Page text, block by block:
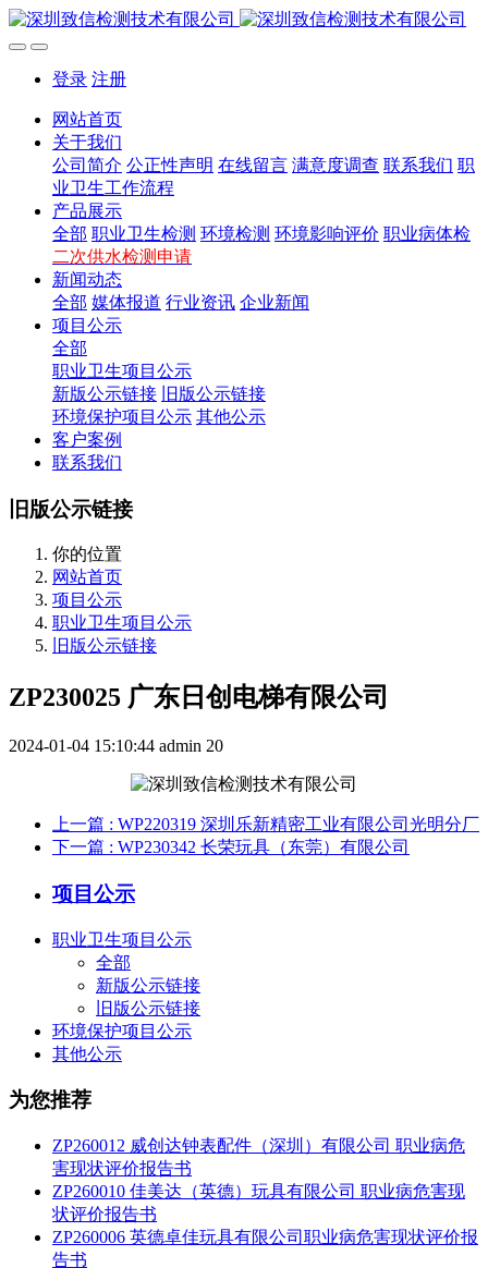
登录 注册
网站首页
关于我们
公司简介 公正性声明 在线留言 满意度调查 联系我们 职
业卫生工作流程
产品展示
全部 职业卫生检测 环境检测 环境影响评价 职业病体检
二次供水检测申请
新闻动态
全部 媒体报道 行业资讯 企业新闻
项目公示
全部
职业卫生项目公示
新版公示链接
旧版公示链接
环境保护项目公示 其他公示
客户案例
联系我们
旧版公示链接
你的位置
网站首页
项目公示
职业卫生项目公示
旧版公示链接
ZP230025 广东日创电梯有限公司
2024-01-04 15:10:44 admin 20
上一篇 : WP220319 深圳乐新精密工业有限公司光明分厂
下一篇 : WP230342 长荣玩具（东莞）有限公司
项目公示
职业卫生项目公示
全部
新版公示链接
旧版公示链接
环境保护项目公示
其他公示
为您推荐
ZP260012 威创达钟表配件（深圳）有限公司 职业病危
害现状评价报告书
ZP260010 佳美达（英德）玩具有限公司 职业病危害现
状评价报告书
ZP260006 英德卓佳玩具有限公司职业病危害现状评价报
告书